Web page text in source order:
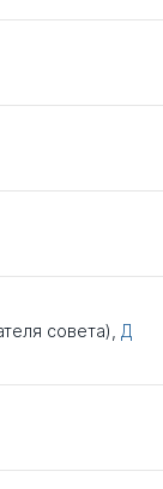
совета), Д